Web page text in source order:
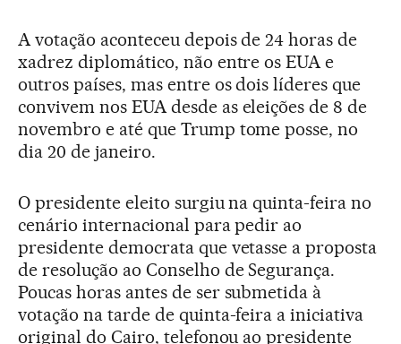
A votação aconteceu depois de 24 horas de
xadrez diplomático, não entre os EUA e
outros países, mas entre os dois líderes que
convivem nos EUA desde as eleições de 8 de
novembro e até que Trump tome posse, no
dia 20 de janeiro.
O presidente eleito surgiu na quinta-feira no
cenário internacional para pedir ao
presidente democrata que vetasse a proposta
de resolução ao Conselho de Segurança.
Poucas horas antes de ser submetida à
votação na tarde de quinta-feira a iniciativa
original do Cairo, telefonou ao presidente